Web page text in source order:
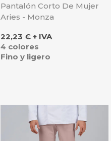
Pantalón Corto De Mujer
Aries - Monza
Precio
22,23 € + IVA
4 colores
Fino y ligero